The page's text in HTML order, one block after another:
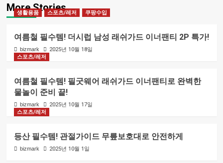
More Stories
생활용품 스포츠/레저 쿠팡수입
여름철 필수템! 더시럽 남성 래쉬가드 이너팬티 2P 특가!
bizmark
2025년 10월 18일
스포츠/레저
여름철 필수템! 필굿웨어 래쉬가드 이너팬티로 완벽한
물놀이 준비 끝!
bizmark
2025년 10월 17일
스포츠/레저
등산 필수템! 관절가이드 무릎보호대로 안전하게
bizmark 2025년 10월 1일